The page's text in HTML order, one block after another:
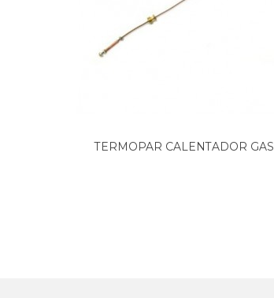
TERMOPAR CALENTADOR GAS